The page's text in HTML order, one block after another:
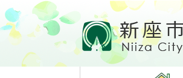
ペ
ー
ジ
メ
ニ
ュ